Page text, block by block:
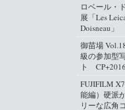
ロベール・
展「Les
Doisneau」
御苗場
級の参加型
ト
FUJIFILM
能編）硬派
リーな広角